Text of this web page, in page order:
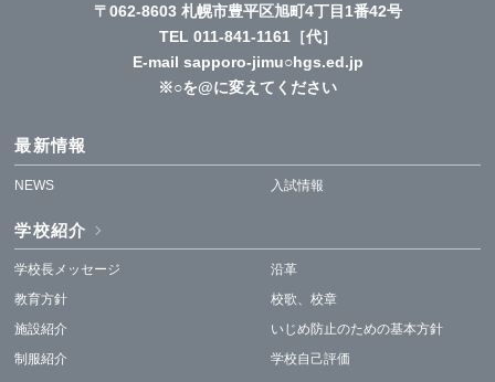
〒062-8603 札幌市豊平区旭町4丁目1番42号
TEL 011-841-1161［代］
E-mail sapporo-jimu○hgs.ed.jp
※○を@に変えてください
最新情報
NEWS 入試情報
学校紹介
学校長メッセージ
教育方針
施設紹介
制服紹介
沿革
校歌、校章
いじめ防止のための基本方針
学校自己評価